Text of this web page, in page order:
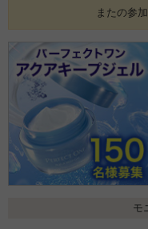
またの参
モ